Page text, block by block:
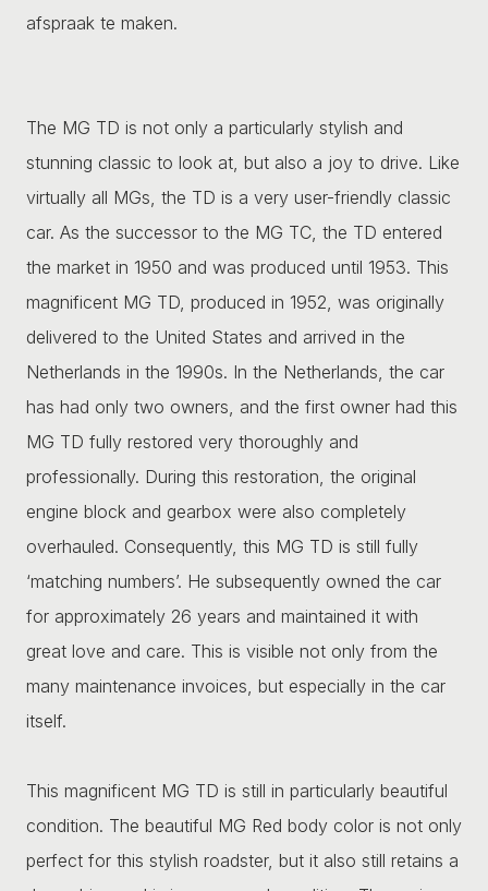
afspraak te maken.
The MG TD is not only a particularly stylish and
stunning classic to look at, but also a joy to drive. Like
virtually all MGs, the TD is a very user-friendly classic
car. As the successor to the MG TC, the TD entered
the market in 1950 and was produced until 1953. This
magnificent MG TD, produced in 1952, was originally
delivered to the United States and arrived in the
Netherlands in the 1990s. In the Netherlands, the car
has had only two owners, and the first owner had this
MG TD fully restored very thoroughly and
professionally. During this restoration, the original
engine block and gearbox were also completely
overhauled. Consequently, this MG TD is still fully
‘matching numbers’. He subsequently owned the car
for approximately 26 years and maintained it with
great love and care. This is visible not only from the
many maintenance invoices, but especially in the car
itself.
This magnificent MG TD is still in particularly beautiful
condition. The beautiful MG Red body color is not only
perfect for this stylish roadster, but it also still retains a